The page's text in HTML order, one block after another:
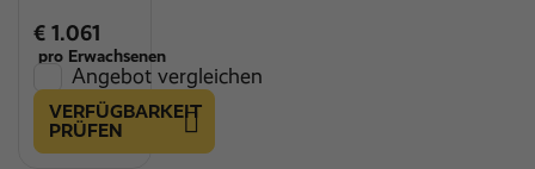
€ 1.061
pro Erwachsenen
Angebot vergleichen
VERFÜGBARKEIT
PRÜFEN